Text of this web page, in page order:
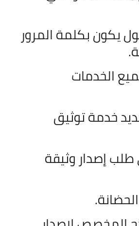
يكون بكلمة المرور
الخدمات
خدمة توثيق
إصدار وثيقة